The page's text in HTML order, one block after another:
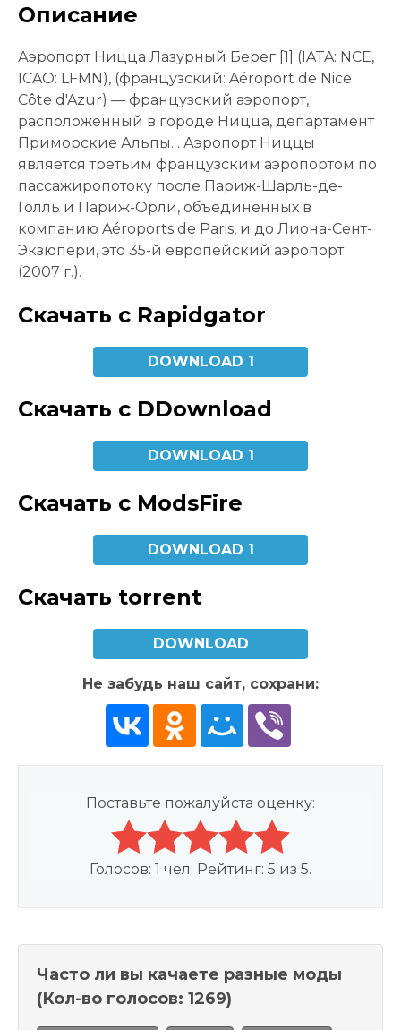
Описание
Аэропорт Ницца Лазурный Берег [1] (IATA: NCE,
ICAO: LFMN), (французский: Aéroport de Nice
Côte d'Azur) — французский аэропорт,
расположенный в городе Ницца, департамент
Приморские Альпы. . Аэропорт Ниццы
является третьим французским аэропортом по
пассажиропотоку после Париж-Шарль-де-
Голль и Париж-Орли, объединенных в
компанию Aéroports de Paris, и до Лиона-Сент-
Экзюпери, это 35-й европейский аэропорт
(2007 г.).
Скачать с Rapidgator
DOWNLOAD 1
Скачать с DDownload
DOWNLOAD 1
Скачать с ModsFire
DOWNLOAD 1
Скачать torrent
DOWNLOAD
Не забудь наш сайт, сохрани:
Поставьте пожалуйста оценку:
Голосов: 1 чел. Рейтинг: 5 из 5.
Часто ли вы качаете разные моды
(Кол-во голосов: 1269)